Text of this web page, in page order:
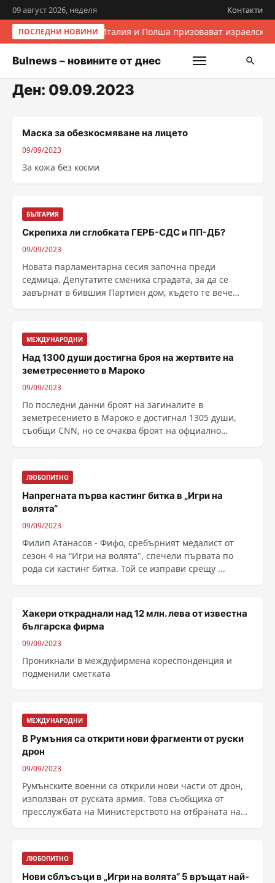
09 август 2026, неделя Контакти
ПОСЛЕДНИ НОВИНИ Италия и Полша призовават
Bulnews – новините от днес
Ден: 09.09.2023
Маска за обезкосмяване на лицето
09/09/2023
За кожа без косми
БЪЛГАРИЯ
Скрепиха ли сглобката ГЕРБ-СДС и ПП-ДБ?
09/09/2023
Новата парламентарна сесия започна преди
седмица. Депутатите смениха сградата, за да се
завърнат в бившия Партиен дом, където те вече
МЕЖДУНАРОДНИ
Над 1300 души достигна броя на жертвите на
земетресението в Мароко
09/09/2023
По последни данни броят на загиналите в
земетресението в Мароко е достигнал 1305 души,
съобщи CNN, но се очаква броят на офциално
ЛЮБОПИТНО
Напрегната първа кастинг битка в „Игри на
волята“
09/09/2023
Филип Атанасов - Фифо, сребърният медалист от
сезон 4 на “Игри на волята", спечели първата по
рода си кастинг битка. Той се изправи срещу ...
Хакери откраднали над 12 млн. лева от известна
българска фирма
09/09/2023
Проникнали в междуфирмена кореспонденция и
подменили сметката
МЕЖДУНАРОДНИ
В Румъния са открити нови фрагменти от руски
дрон
09/09/2023
Румънските военни са открили нови части от дрон,
използван от руската армия. Това съобщиха от
пресслужбата на Министерството на отбраната на
ЛЮБОПИТНО
Нови сблъсъци в „Игри на волята“ 5 връщат най-